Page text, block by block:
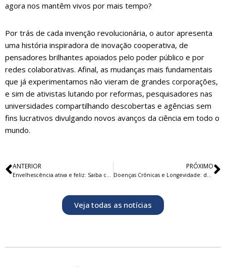
agora nos mantêm vivos por mais tempo?
Por trás de cada invenção revolucionária, o autor apresenta
uma história inspiradora de inovação cooperativa, de
pensadores brilhantes apoiados pelo poder público e por
redes colaborativas. Afinal, as mudanças mais fundamentais
que já experimentamos não vieram de grandes corporações,
e sim de ativistas lutando por reformas, pesquisadores nas
universidades compartilhando descobertas e agências sem
fins lucrativos divulgando novos avanços da ciência em todo o
mundo.
ANTERIOR PRÓXIMO
Veja todas as notícias